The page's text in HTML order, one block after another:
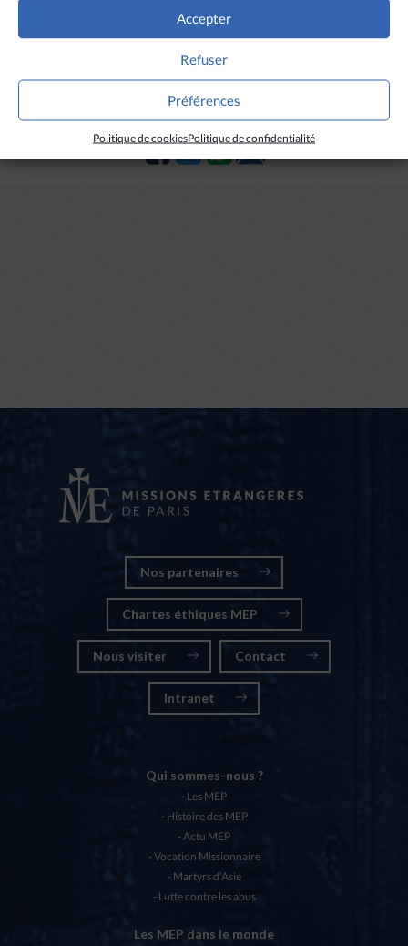
Accepter
Refuser
Préférences
Politique de cookiesPolitique de confidentialité
Partager l'événement sur :
Nos partenaires
Chartes éthiques MEP
Nous visiter Contact
Intranet
Qui sommes-nous ?
Les MEP
Histoire des MEP
Actu MEP
Vocation Missionnaire
Martyrs d’Asie
Lutte contre les abus
Les MEP dans le monde